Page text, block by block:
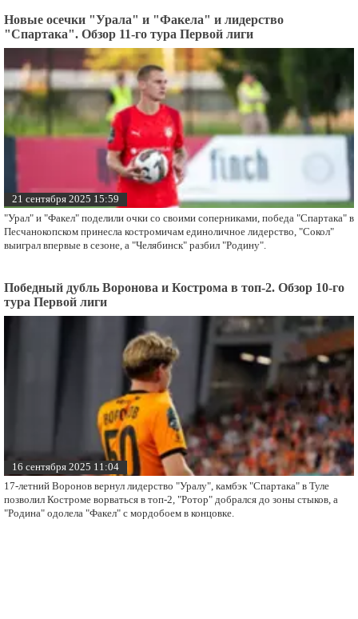
Новые осечки "Урала" и "Факела" и лидерство
"Спартака". Обзор 11-го тура Первой лиги
21 сентября 2025 15:59
"Урал" и "Факел" поделили очки со своими соперниками, победа "Спартака" в
Песчанокопском принесла костромичам единоличное лидерство, "Сокол"
выиграл впервые в сезоне, а "Челябинск" разбил "Родину".
Победный дубль Воронова и Кострома в топ-2. Обзор 10-го
тура Первой лиги
16 сентября 2025 11:04
17-летний Воронов вернул лидерство "Уралу", камбэк "Спартака" в Туле
позволил Костроме ворваться в топ-2, "Ротор" добрался до зоны стыков, а
"Родина" одолела "Факел" с мордобоем в концовке.